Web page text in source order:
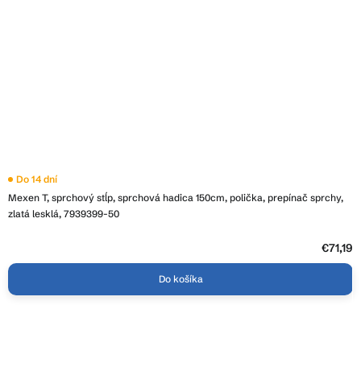
Mexen T, sprchový stĺp, sprchová hadica 150cm, polička, prepínač sprchy,
zlatá lesklá, 7939399-50
Do 14 dní
€71,19
Do košíka